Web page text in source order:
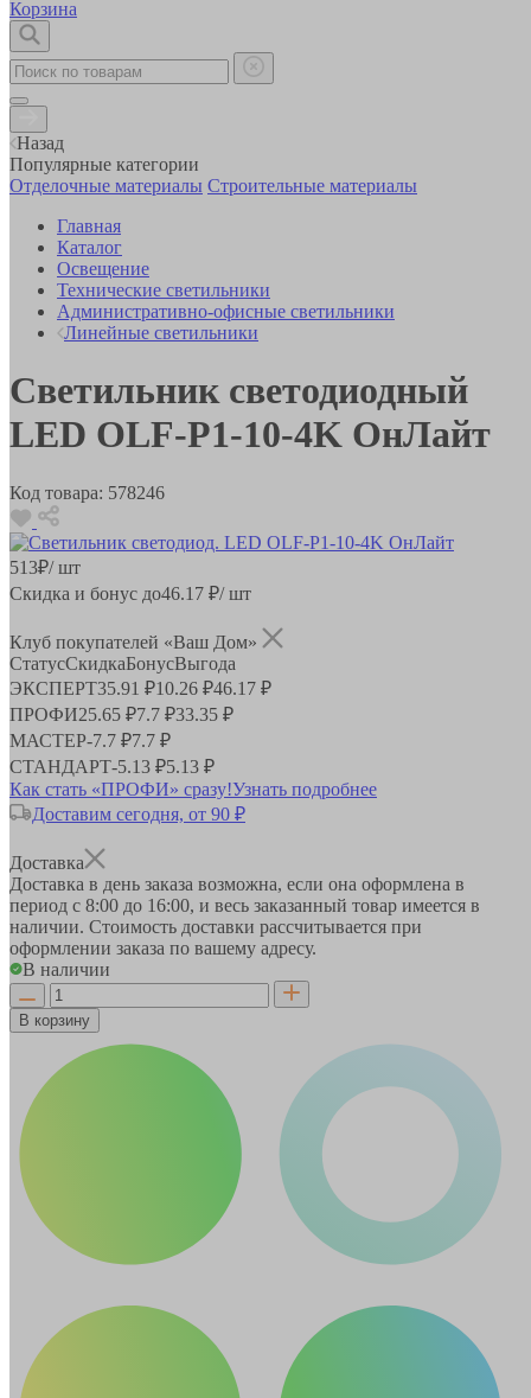
Корзина
Назад
Популярные категории
Отделочные материалы Строительные материалы
Главная
Каталог
Освещение
Технические светильники
Административно-офисные светильники
Линейные светильники
Светильник светодиодный
LED OLF-P1-10-4K ОнЛайт
Код товара: 578246
513₽/ шт
Скидка и бонус до46.17 ₽/ шт
Клуб покупателей «Ваш Дом»
СтатусСкидкаБонусВыгода
ЭКСПЕРТ35.91 ₽10.26 ₽46.17 ₽
ПРОФИ25.65 ₽7.7 ₽33.35 ₽
МАСТЕР-7.7 ₽7.7 ₽
СТАНДАРТ-5.13 ₽5.13 ₽
Как стать «ПРОФИ» сразу!Узнать подробнее
Доставим сегодня, от 90 ₽
Доставка
Доставка в день заказа возможна, если она оформлена в
период с 8:00 до 16:00, и весь заказанный товар имеется в
наличии. Стоимость доставки рассчитывается при
оформлении заказа по вашему адресу.
В наличии
В корзину